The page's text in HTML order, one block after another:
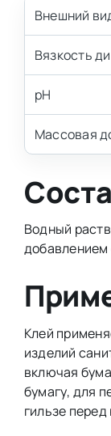
Внешний
Вязкость
pH
Массовая
Водный
Клей
изделий
включая
бумагу, для
гильзе